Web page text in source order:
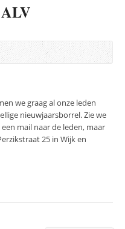
we graag al onze leden
nieuwjaarsborrel. Zie we
mail naar de leden, maar
25 in Wijk en